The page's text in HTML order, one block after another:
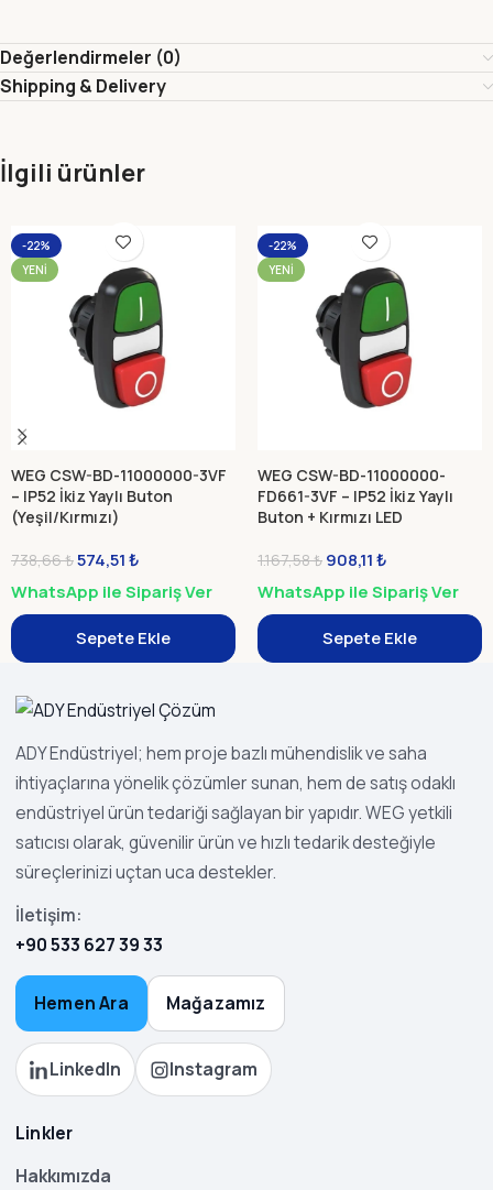
Değerlendirmeler (0)
Shipping & Delivery
İlgili ürünler
-22%
YENI
WEG CSW-BD-11000000-3VF
– IP52 İkiz Yaylı Buton
(Yeşil/Kırmızı)
738,66₺574,51₺
WhatsApp ile Sipariş Ver
Sepete Ekle
-22%
YENI
WEG CSW-BD-11000000-
FD661-3VF – IP52 İkiz Yaylı
Buton + Kırmızı LED
1.167,58₺ 908,11₺
WhatsApp ile Sipariş Ver
Sepete Ekle
ADY Endüstriyel; hem proje bazlı mühendislik ve saha
ihtiyaçlarına yönelik çözümler sunan, hem de satış odaklı
endüstriyel ürün tedariği sağlayan bir yapıdır. WEG yetkili
satıcısı olarak, güvenilir ürün ve hızlı tedarik desteğiyle
süreçlerinizi uçtan uca destekler.
İletişim:
+90 533 627 39 33
Hemen Ara Mağazamız
LinkedIn Instagram
Linkler
Hakkımızda